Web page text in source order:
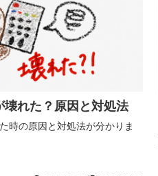
壊れた？原因と対処法
時の原因と対処法が分かりま